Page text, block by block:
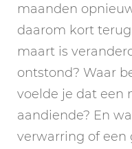
maanden
daarom kort
maart is
ontstond? Waar
voelde je dat een
aandiende? En
verwarring of een